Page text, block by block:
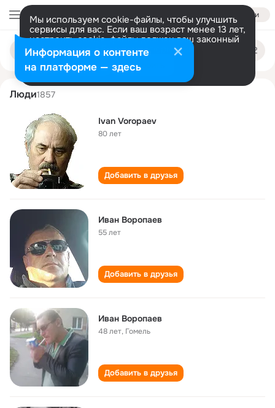
Войти
Мы используем cookie-файлы, чтобы улучшить
сервисы для вас. Если ваш возраст менее 13 лет,
настроить cookie-файлы должен ваш законный
представитель. Больше информации
Разрешить все Настроить
Поиск
людям
ivan voropaev
Люди1857
Ivan Voropaev
80 лет
Добавить в друзья
Иван Воропаев
55 лет
Добавить в друзья
Иван Воропаев
48 лет, Гомель
Добавить в друзья
Информация о контенте
на платформе — здесь